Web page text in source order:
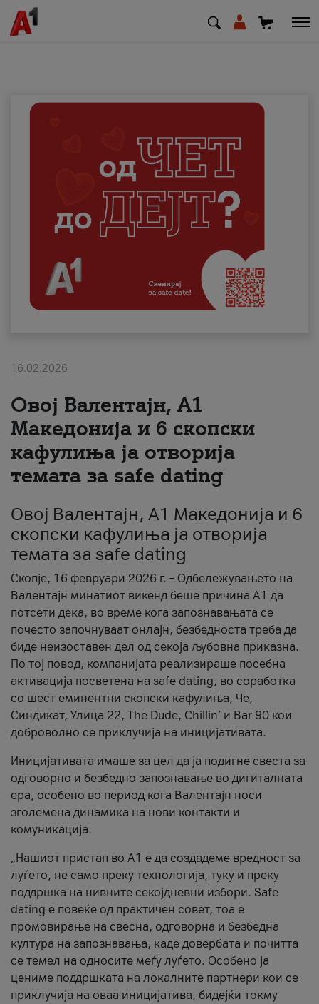
Деловни
Поддршка
Надополни кредит
Плати сметка
#ПодобарОнлајн
16.02.2026
Овој Валентајн, A1
Македонија и 6 скопски
кафулиња ја отворија
темата за safe dating
Овој Валентајн, A1 Македонија и 6
скопски кафулиња ја отворија
темата за safe dating
Скопје, 16 февруари 2026 г. – Одбележувањето на
Валентајн минатиот викенд беше причина А1 да
потсети дека, во време кога запознавањата се
почесто започнуваат онлајн, безбедноста треба да
биде неизоставен дел од секоја љубовна приказна.
По тој повод, компанијата реализираше посебна
активација посветена на safe dating, во соработка
со шест еминентни скопски кафулиња, Че,
Синдикат, Улица 22, The Dude, Chillin’ и Bar 90 кои
доброволно се приклучија на иницијативата.
Иницијативата имаше за цел да ја подигне свеста за
одговорно и безбедно запознавање во дигиталната
ера, особено во период кога Валентајн носи
зголемена динамика на нови контакти и
комуникација.
„Нашиот пристап во А1 е да создадеме вредност за
луѓето, не само преку технологија, туку и преку
поддршка на нивните секојдневни избори. Safe
dating е повеќе од практичен совет, тоа е
промовирање на свесна, одговорна и безбедна
култура на запознавања, каде довербата и почитта
се темел на односите меѓу луѓето. Особено ја
цениме поддршката на локалните партнери кои се
приклучија на оваа иницијатива, бидејќи токму